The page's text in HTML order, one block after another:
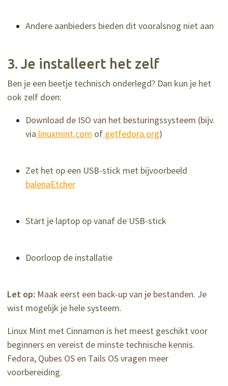
Andere aanbieders bieden dit vooralsnog niet aan
3. Je installeert het zelf
Ben je een beetje technisch onderlegd? Dan kun je het
ook zelf doen:
Download de ISO van het besturingssysteem (bijv.
via linuxmint.com ofgetfedora.org)
Zet het op een USB-stick met bijvoorbeeld
balenaEtcher
Start je laptop op vanaf de USB-stick
Doorloop de installatie
Let op: Maak eerst een back-up van je bestanden. Je
wist mogelijk je hele systeem.
Linux Mint met Cinnamon is het meest geschikt voor
beginners en vereist de minste technische kennis.
Fedora, Qubes OS en Tails OS vragen meer
voorbereiding.